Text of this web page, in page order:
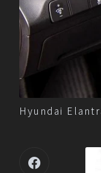
Hyundai